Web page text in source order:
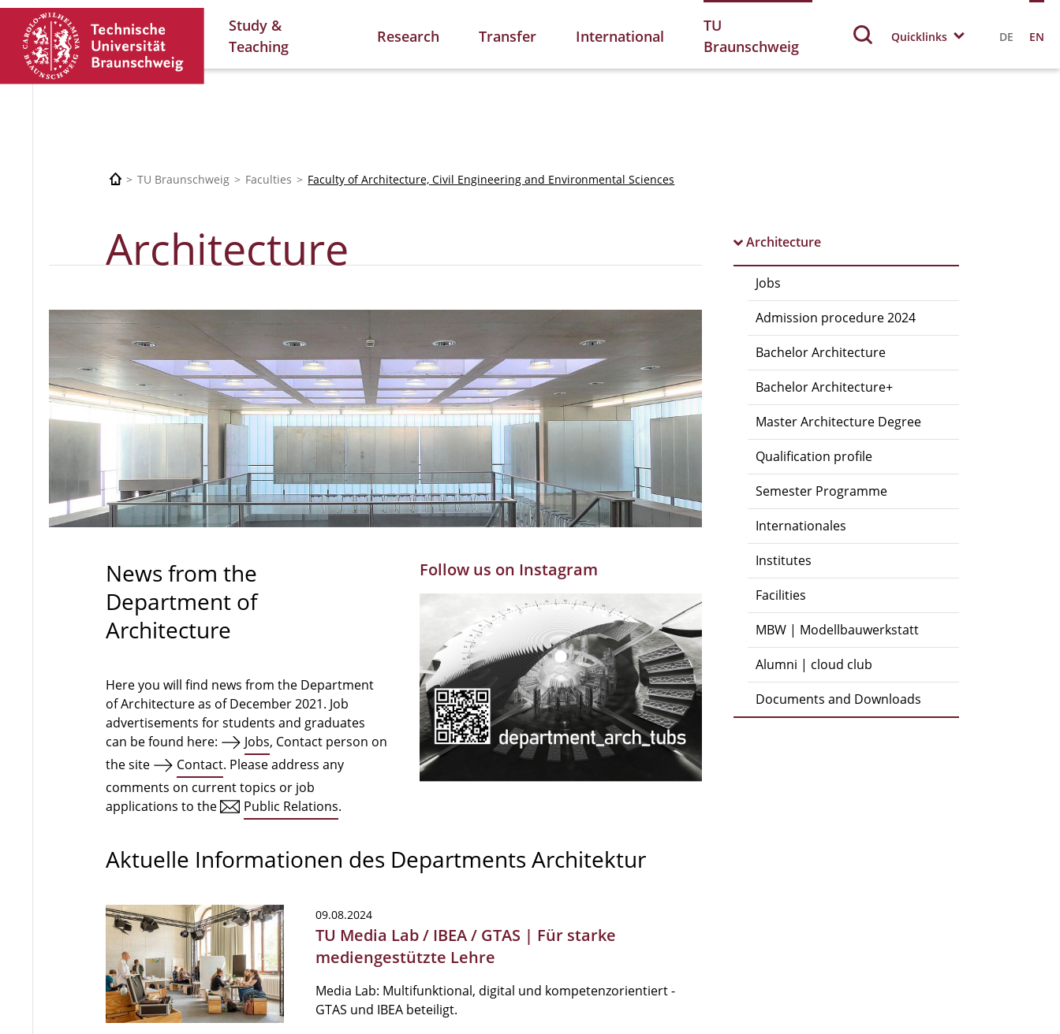
Study &
Teaching
Research Transfer International
TU
Braunschweig
Quicklinks DE EN
TU Braunschweig Faculties Faculty of Architecture, Civil Engineering and Environmental Sciences
Architecture
Jobs
Admission procedure 2024
Bachelor Architecture
Bachelor Architecture+
Master Architecture Degree
Qualification profile
Semester Programme
Internationales
Institutes
Facilities
MBW | Modellbauwerkstatt
Alumni | cloud club
Documents and Downloads
Architecture
News from the
Department of
Architecture
Here you will find news from the Department
of Architecture as of December 2021. Job
advertisements for students and graduates
can be found here:
Jobs, Contact person on
the site
Contact. Please address any
comments on current topics or job
applications to the
Public Relations.
Follow us on Instagram
Aktuelle Informationen des Departments Architektur
09.08.2024
TU Media Lab / IBEA / GTAS | Für starke
mediengestützte Lehre
Media Lab: Multifunktional, digital und kompetenzorientiert -
GTAS und IBEA beteiligt.